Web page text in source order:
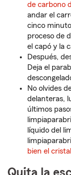
de carbono
andar el
cinco
proceso de
el capó y la
Después,
Deja el
No olvides
delanteras,
últimos
líquido del
bien el